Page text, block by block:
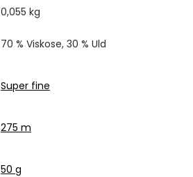
0,055 kg
70 % Viskose, 30 % Uld
Super fine
275 m
50 g